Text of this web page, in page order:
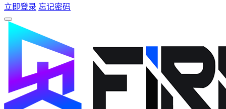
立即登录 忘记密码